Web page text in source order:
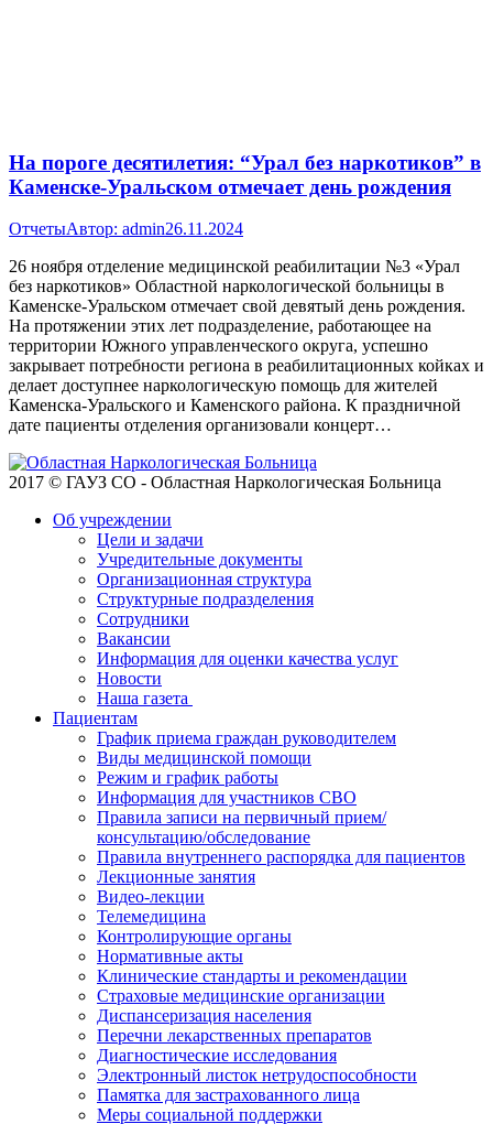
На пороге десятилетия: “Урал без наркотиков” в
Каменске-Уральском отмечает день рождения
ОтчетыАвтор: admin26.11.2024
26 ноября отделение медицинской реабилитации №3 «Урал
без наркотиков» Областной наркологической больницы в
Каменске-Уральском отмечает свой девятый день рождения.
На протяжении этих лет подразделение, работающее на
территории Южного управленческого округа, успешно
закрывает потребности региона в реабилитационных койках и
делает доступнее наркологическую помощь для жителей
Каменска-Уральского и Каменского района. К праздничной
дате пациенты отделения организовали концерт…
2017 © ГАУЗ СО - Областная Наркологическая Больница
Об учреждении
Цели и задачи
Учредительные документы
Организационная структура
Структурные подразделения
Сотрудники
Вакансии
Информация для оценки качества услуг
Новости
​​Наша газета
Пациентам
График приема граждан руководителем
Виды медицинской помощи
Режим и график работы
Информация для участников СВО
Правила записи на первичный прием/
консультацию/обследование
Правила внутреннего распорядка для пациентов
Лекционные занятия
Видео-лекции
Телемедицина
Контролирующие органы
Нормативные акты
Клинические стандарты и рекомендации
Страховые медицинские организации
Диспансеризация населения
Перечни лекарственных препаратов
Диагностические исследования
Электронный листок нетрудоспособности
Памятка для застрахованного лица
Меры социальной поддержки